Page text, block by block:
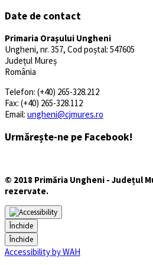
Date de contact
Primaria Orașului Ungheni
Ungheni, nr. 357, Cod poștal: 547605
Județul Mureș
România
Telefon: (+40) 265-328.212
Fax: (+40) 265-328.112
Email: ungheni@cjmures.ro
Urmărește-ne pe Facebook!
© 2018 Primăria Ungheni - Județul
rezervate.
Închide
Închide
Accessibility by WAH